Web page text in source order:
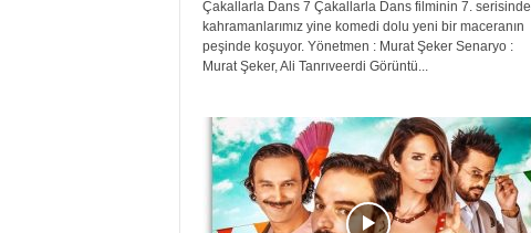
k
Çakallarla Dans 7 Çakallarla Dans filminin 7. serisinde
kahramanlarımız yine komedi dolu yeni bir maceranın
peşinde koşuyor. Yönetmen : Murat Şeker Senaryo :
Murat Şeker, Ali Tanrıveerdi Görüntü...